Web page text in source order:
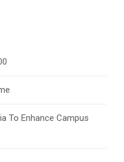
To Enhance Campus